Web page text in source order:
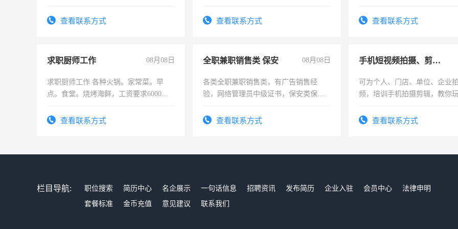
查看联系方式 查看联系方式 查看联系方式
求职厨师工作 08月08日
求职厨师工作 各种火锅。家常菜。早
点。食堂。烧烤海鲜，工资要求6000以
查看联系方式
全职兼职销售类 保安 08月08日
各类全职兼职销售类，有广告销售经
验，网络管理员中级证书，保安类保安
有高低压电工证和十几年工作经验
查看联系方式
手机短视频拍摄、剪辑、抖音快手
可为个人、门店、单位、企业
频，培训手机拍摄剪辑，教你
频，培训手机拍摄剪辑，教你
查看联系方式
栏目导航: 职位搜索 简历中心 名企展示 一句话信息 招聘资讯 发布简历 企业入驻 会员中心
法律申明
套餐标准
金币充值 意见建议 联系我们